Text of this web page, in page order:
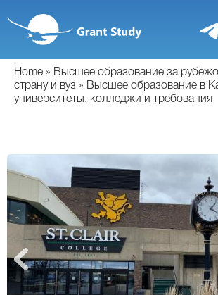
основному
содержанию
Home
Высшее образование за
страну и вуз
Высшее образование в
университеты, колледжи и требования